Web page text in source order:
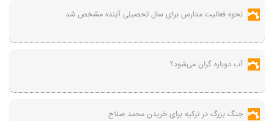
نحوه فعالیت مدارس برای سال تحصیلی آینده مشخص شد
آب دوباره گران می‌شود؟
جنگ بزرگ در ترکیه برای خریدن محمد صلاح